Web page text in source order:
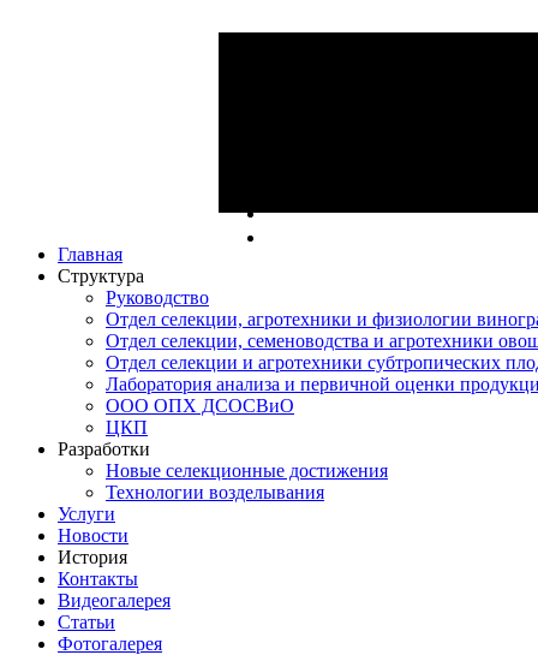
Главная
Структура
Руководство
Отдел селекции, агротехники и физиологии
Отдел селекции, семеноводства и агротехники
Отдел селекции и агротехники субтропических
Лаборатория анализа и первичной оценки
ООО ОПХ ДСОСВиО
ЦКП
Разработки
Новые селекционные достижения
Технологии возделывания
Услуги
Новости
История
Контакты
Видеогалерея
Статьи
Фотогалерея